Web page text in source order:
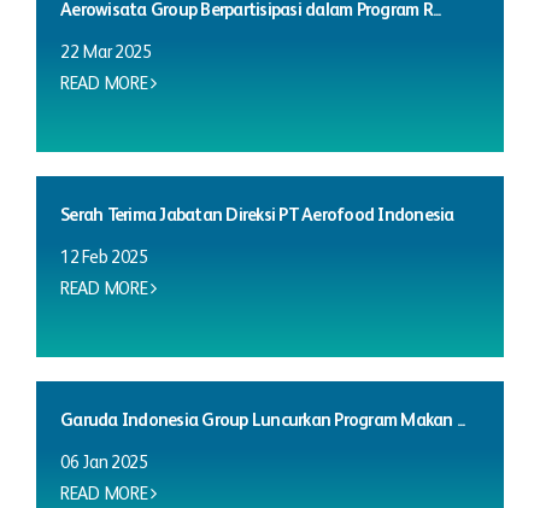
Aerowisata Group Berpartisipasi dalam Program R...
22 Mar 2025
READ MORE
Serah Terima Jabatan Direksi PT Aerofood Indonesia
12 Feb 2025
READ MORE
Garuda Indonesia Group Luncurkan Program Makan ...
06 Jan 2025
READ MORE